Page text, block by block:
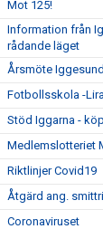
Mot 125!
Information från
rådande läget
Årsmöte
Fotbollsskola -
Stöd Iggarna -
Medlemslotteriet
Riktlinjer Covid19
Åtgärd ang.
Coronaviruset